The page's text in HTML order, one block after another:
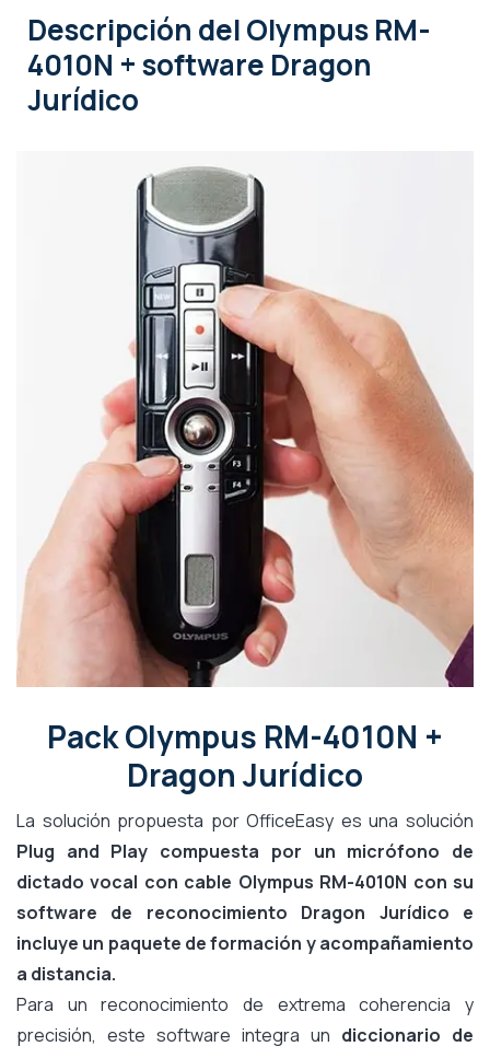
Descripción del Olympus RM-
4010N + software Dragon
Jurídico
Pack Olympus RM-4010N +
Dragon Jurídico
La solución propuesta por OfficeEasy es una solución
Plug and Play compuesta por un micrófono de
dictado vocal con cable Olympus RM-4010N con su
software de reconocimiento Dragon Jurídico e
incluye un paquete de formación y acompañamiento
a distancia.
Para un reconocimiento de extrema coherencia y
precisión, este software integra un diccionario de